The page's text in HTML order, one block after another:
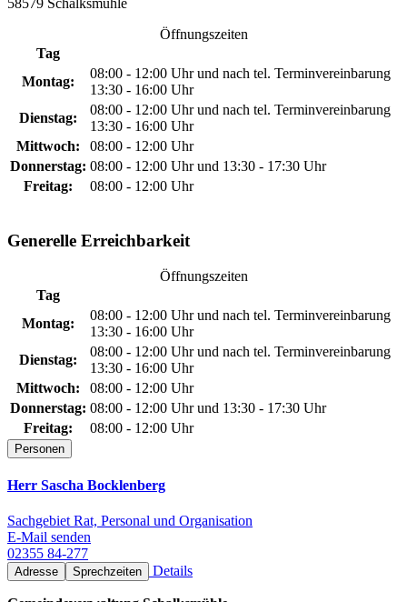
58579 Schalksmühle
Öffnungszeiten
Tag
Montag:
08:00 - 12:00 Uhr und nach tel. Terminvereinbarung
13:30 - 16:00 Uhr
Dienstag:
08:00 - 12:00 Uhr und nach tel. Terminvereinbarung
13:30 - 16:00 Uhr
Mittwoch:
08:00 - 12:00 Uhr
Donnerstag: 08:00 - 12:00 Uhr und 13:30 - 17:30 Uhr
Freitag:
08:00 - 12:00 Uhr
Generelle Erreichbarkeit
Öffnungszeiten
Tag
Montag:
08:00 - 12:00 Uhr und nach tel. Terminvereinbarung
13:30 - 16:00 Uhr
Dienstag:
08:00 - 12:00 Uhr und nach tel. Terminvereinbarung
13:30 - 16:00 Uhr
Mittwoch:
08:00 - 12:00 Uhr
Donnerstag: 08:00 - 12:00 Uhr und 13:30 - 17:30 Uhr
Freitag:
08:00 - 12:00 Uhr
Personen
Herr Sascha Bocklenberg
Sachgebiet Rat, Personal und Organisation
E-Mail senden
02355 84-277
Adresse Sprechzeiten Details